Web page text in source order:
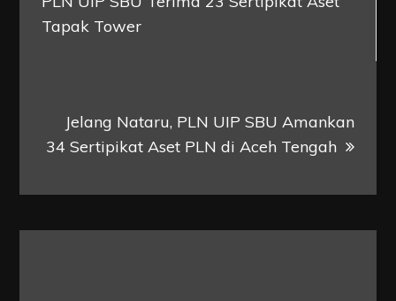
Tapak Tower
Jelang Nataru, PLN UIP SBU Amankan
34 Sertipikat Aset PLN di Aceh Tengah